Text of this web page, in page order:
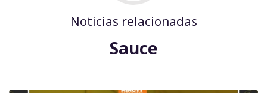
Noticias relacionadas
Sauce